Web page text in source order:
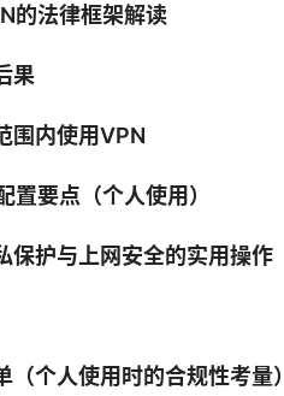
的法律框架解读
果
围内使用VPN
置要点（个人使用）
保护与上网安全的实用操作
（个人使用时的合规性考量）